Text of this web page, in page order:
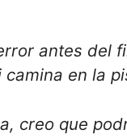
antes del
en la
creo que